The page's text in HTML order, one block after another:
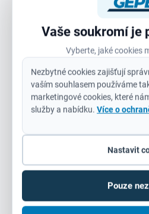
Vaše soukromí je
Vyberte, jaké cookies
Nezbytné cookies zajišťují
vaším souhlasem používáme
marketingové cookies, které
služby a nabídku. Více o
Nastavit
Pouze
7. Flexibilní a měkká
Speciální podložka
laku
nebo povrchu.
Ideální pro citlivé
dřevo nebo plasty.
Profesionální výsledky
8. 6 m dlouhá PUR
Extra dlouhá šňůra (6